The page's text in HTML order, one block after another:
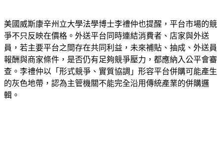
美國威斯康辛州立大學法學博士李禮仲也提醒，平台市場的競
爭不只反映在價格。外送平台同時連結消費者、店家與外送
員，若主要平台之間存在共同利益，未來補貼、抽成、外送員
報酬與商家條件，是否仍有足夠競爭壓力，都應納入公平會審
查。李禮仲以「形式競爭、實質協調」形容平台併購可能產生
的灰色地帶，認為主管機關不能完全沿用傳統產業的併購邏
輯。